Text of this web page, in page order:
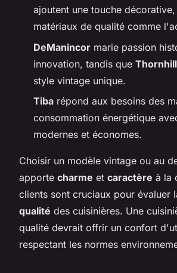
ajoutent une touche
matériaux de qualité comme
DeManincor marie passion
innovation, tandis que Thornhill
style vintage unique.
Tiba répond aux besoins des
consommation énergétique
modernes et économes.
Choisir un modèle vintage ou au
apporte charme et caractère à la
clients sont cruciaux pour évaluer
qualité des cuisinières. Une
qualité devrait offrir un confort
respectant les normes